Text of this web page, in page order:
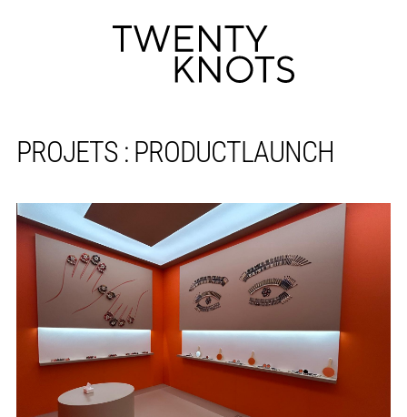
PROJETS : PRODUCTLAUNCH